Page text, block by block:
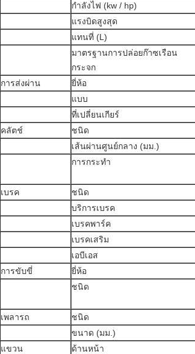
กำลังไฟ (kw / hp)
แรงบิดสูงสุด
แทนที่ (L)
มาตรฐานการปล่อยก๊าซเรือน
กระจก
การส่งผ่าน ยี่ห้อ
แบบ
ที่เปลี่ยนเกียร์
คลัตช์
ชนิด
เส้นผ่านศูนย์กลาง (มม.)
การกระทำ
เบรค
ชนิด
บริการเบรค
เบรคพาร์ค
เบรคเสริม
เอบีเอส
การขับขี่
ยี่ห้อ
ชนิด
เพลารถ
ชนิด
ขนาด (มม.)
แขวน
ด้านหน้า